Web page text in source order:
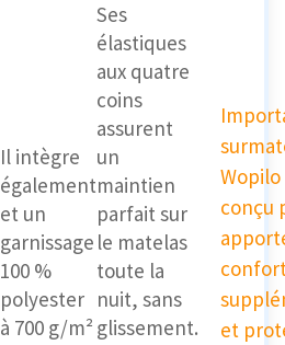
Il intègre
également
et un
garnissage
100 %
polyester
à 700 g/m²
Ses
élastiques
aux quatre
coins
assurent
un
maintien
parfait sur
le matelas
toute la
nuit, sans
glissement.
conçu
et